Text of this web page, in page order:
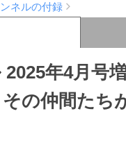
ンネルの付録
2025年4月号
の仲間たち